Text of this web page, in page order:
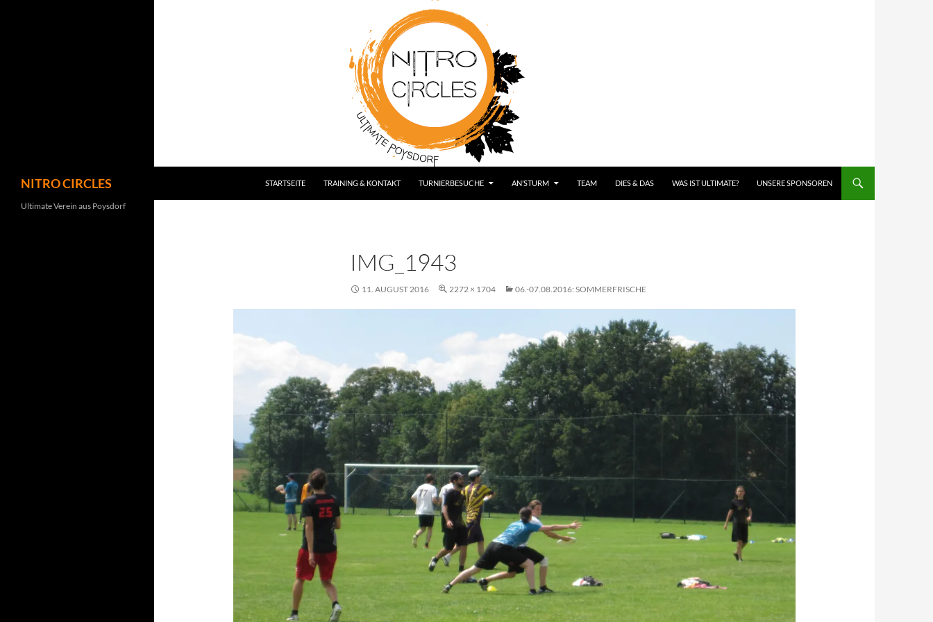
NITRO CIRCLES STARTSEITE TRAINING & KONTAKT TURNIERBESUCHE AN’STURM TEAM DIES & DAS WAS IST ULTIMATE? UNSERE SPONSOREN
IMG_1943
11. AUGUST 2016 2272 × 1704 06.-07.08.2016: SOMMERFRISCHE
Ultimate Verein aus Poysdorf